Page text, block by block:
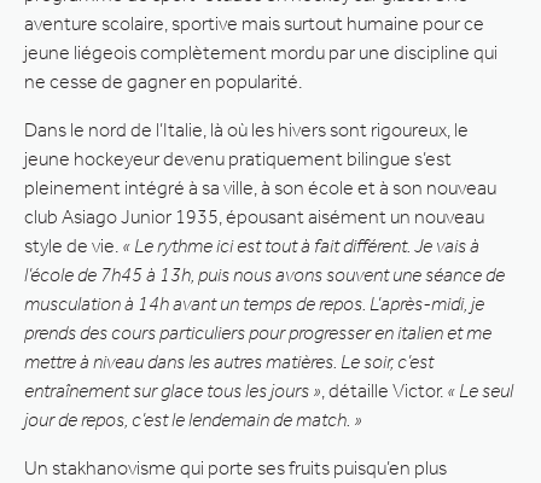
aventure scolaire, sportive mais surtout humaine pour ce
jeune liégeois complètement mordu par une discipline qui
ne cesse de gagner en popularité.
Dans le nord de l’Italie, là où les hivers sont rigoureux, le
jeune hockeyeur devenu pratiquement bilingue s’est
pleinement intégré à sa ville, à son école et à son nouveau
club Asiago Junior 1935, épousant aisément un nouveau
style de vie. « Le rythme ici est tout à fait différent. Je vais à
l’école de 7h45 à 13h, puis nous avons souvent une séance de
musculation à 14h avant un temps de repos. L’après-midi, je
prends des cours particuliers pour progresser en italien et me
mettre à niveau dans les autres matières. Le soir, c’est
entraînement sur glace tous les jours » , détaille Victor. « Le seul
jour de repos, c’est le lendemain de match. »
Un stakhanovisme qui porte ses fruits puisqu’en plus